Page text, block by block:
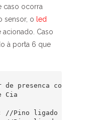
caso ocorra
sensor, o led
acionado. Caso
à porta 6 que
presenca com modulo
Cia
//Pino ligado ao led